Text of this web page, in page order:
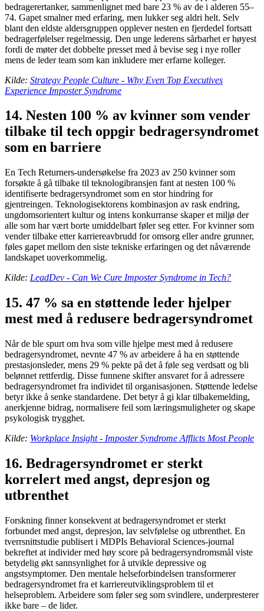
bedragerertanker, sammenlignet med bare 23 % av de i alderen 55–
74. Gapet smalner med erfaring, men lukker seg aldri helt. Selv
blant den eldste aldersgruppen opplever nesten en fjerdedel fortsatt
bedragerfølelser regelmessig. Den unge lederens sårbarhet er høyest
fordi de møter det dobbelte presset med å bevise seg i nye roller
mens de leder team som kan inkludere mer erfarne kolleger.
Kilde: Strategy People Culture - Why Even Top Executives
Experience Imposter Syndrome
14. Nesten 100 % av kvinner som vender
tilbake til tech oppgir bedragersyndromet
som en barriere
En Tech Returners-undersøkelse fra 2023 av 250 kvinner som
forsøkte å gå tilbake til teknologibransjen fant at nesten 100 %
identifiserte bedragersyndromet som en stor hindring for
gjentreingen. Teknologisektorens kombinasjon av rask endring,
ungdomsorientert kultur og intens konkurranse skaper et miljø der
alle som har vært borte umiddelbart føler seg etter. For kvinner som
vender tilbake etter karriereavbrudd for omsorg eller andre grunner,
føles gapet mellom den siste tekniske erfaringen og det nåværende
landskapet uoverkommelig.
Kilde: LeadDev - Can We Cure Imposter Syndrome in Tech?
15. 47 % sa en støttende leder hjelper
mest med å redusere bedragersyndromet
Når de ble spurt om hva som ville hjelpe mest med å redusere
bedragersyndromet, nevnte 47 % av arbeidere å ha en støttende
prestasjonsleder, mens 29 % pekte på det å føle seg verdsatt og bli
belønnet rettferdig. Disse funnene skifter ansvaret for å adressere
bedragersyndromet fra individet til organisasjonen. Støttende ledelse
betyr ikke å senke standardene. Det betyr å gi klar tilbakemelding,
anerkjenne bidrag, normalisere feil som læringsmuligheter og skape
psykologisk trygghet.
Kilde: Workplace Insight - Imposter Syndrome Afflicts Most People
16. Bedragersyndromet er sterkt
korrelert med angst, depresjon og
utbrenthet
Forskning finner konsekvent at bedragersyndromet er sterkt
forbundet med angst, depresjon, lav selvfølelse og utbrenthet. En
tverrsnittstudie publisert i MDPIs Behavioral Sciences-journal
bekreftet at individer med høy score på bedragersyndromsmål viste
betydelig økt sannsynlighet for å utvikle depressive og
angstsymptomer. Den mentale helseforbindelsen transformerer
bedragersyndromet fra et karriereutviklingsproblem til et
helseproblem. Arbeidere som føler seg som svindlere, underpresterer
ikke bare – de lider.